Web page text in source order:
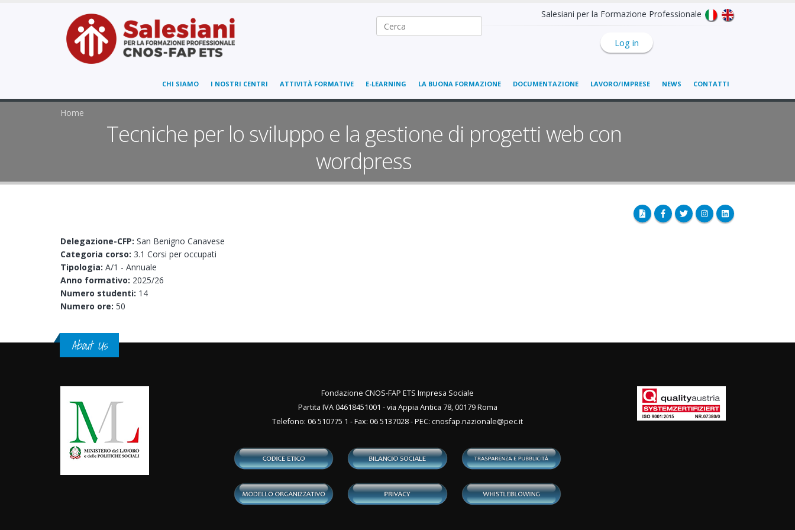
Salesiani per la Formazione Professionale
Log in
Ricerca nel sito
CHI SIAMO I NOSTRI CENTRI ATTIVITÀ FORMATIVE E-LEARNING LA BUONA FORMAZIONE DOCUMENTAZIONE LAVORO/IMPRESE NEWS CONTATTI
Home
Tecniche per lo sviluppo e la gestione di progetti web con
wordpress
Delegazione-CFP: San Benigno Canavese
Categoria corso: 3.1 Corsi per occupati
Tipologia: A/1 - Annuale
Anno formativo: 2025/26
Numero studenti: 14
Numero ore: 50
About Us
Fondazione CNOS-FAP ETS Impresa Sociale
Partita IVA 04618451001 - via Appia Antica 78, 00179 Roma
Telefono: 06 510775 1 - Fax: 06 5137028 - PEC: cnosfap.nazionale@pec.it